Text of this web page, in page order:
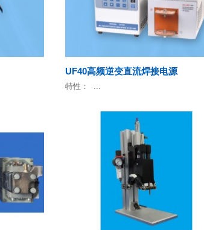
UF40高频逆变直流焊接电源
特性： ...